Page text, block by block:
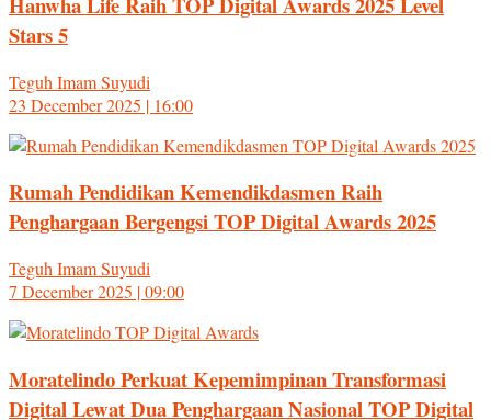
Stars 5
Teguh Imam Suyudi
23 December 2025 | 16:00
Rumah Pendidikan Kemendikdasmen Raih
Penghargaan Bergengsi TOP Digital Awards 2025
Teguh Imam Suyudi
7 December 2025 | 09:00
Moratelindo Perkuat Kepemimpinan Transformasi
Digital Lewat Dua Penghargaan Nasional TOP Digital